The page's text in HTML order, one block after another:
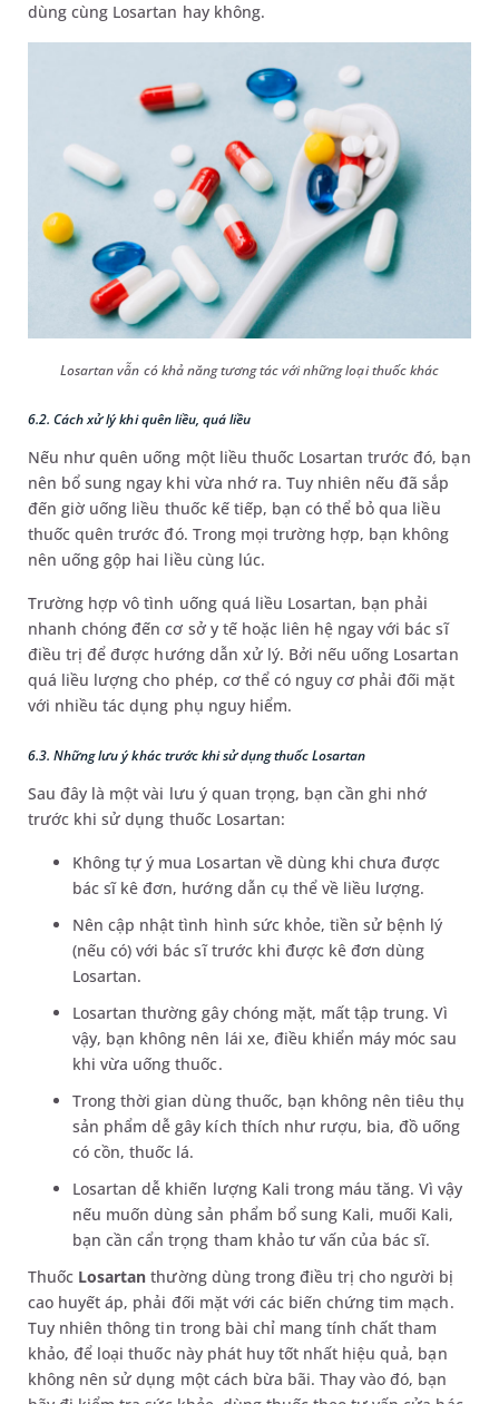
dùng cùng Losartan hay không.
Losartan vẫn có khả năng tương tác với những loại thuốc khác
6.2. Cách xử lý khi quên liều, quá liều
Nếu như quên uống một liều thuốc Losartan trước đó, bạn
nên bổ sung ngay khi vừa nhớ ra. Tuy nhiên nếu đã sắp
đến giờ uống liều thuốc kế tiếp, bạn có thể bỏ qua liều
thuốc quên trước đó. Trong mọi trường hợp, bạn không
nên uống gộp hai liều cùng lúc.
Trường hợp vô tình uống quá liều Losartan, bạn phải
nhanh chóng đến cơ sở y tế hoặc liên hệ ngay với bác sĩ
điều trị để được hướng dẫn xử lý. Bởi nếu uống Losartan
quá liều lượng cho phép, cơ thể có nguy cơ phải đối mặt
với nhiều tác dụng phụ nguy hiểm.
6.3. Những lưu ý khác trước khi sử dụng thuốc Losartan
Sau đây là một vài lưu ý quan trọng, bạn cần ghi nhớ
trước khi sử dụng thuốc Losartan:
Không tự ý mua Losartan về dùng khi chưa được
bác sĩ kê đơn, hướng dẫn cụ thể về liều lượng.
Nên cập nhật tình hình sức khỏe, tiền sử bệnh lý
(nếu có) với bác sĩ trước khi được kê đơn dùng
Losartan.
Losartan thường gây chóng mặt, mất tập trung. Vì
vậy, bạn không nên lái xe, điều khiển máy móc sau
khi vừa uống thuốc.
Trong thời gian dùng thuốc, bạn không nên tiêu thụ
sản phẩm dễ gây kích thích như rượu, bia, đồ uống
có cồn, thuốc lá.
Losartan dễ khiến lượng Kali trong máu tăng. Vì vậy
nếu muốn dùng sản phẩm bổ sung Kali, muối Kali,
bạn cần cẩn trọng tham khảo tư vấn của bác sĩ.
Thuốc Losartan thường dùng trong điều trị cho người bị
cao huyết áp, phải đối mặt với các biến chứng tim mạch.
Tuy nhiên thông tin trong bài chỉ mang tính chất tham
khảo, để loại thuốc này phát huy tốt nhất hiệu quả, bạn
không nên sử dụng một cách bừa bãi. Thay vào đó, bạn